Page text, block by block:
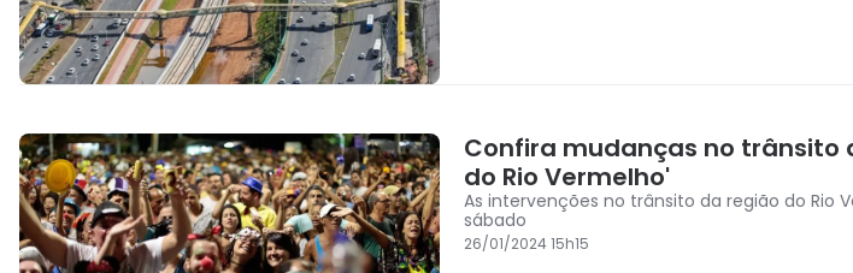
Confira mudanças no trânsito
do Rio Vermelho'
As intervenções no trânsito da região do Rio
sábado
26/01/2024 15h15